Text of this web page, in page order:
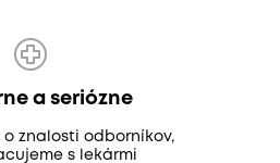
a seriózne
znalosti odborníkov,
s lekármi